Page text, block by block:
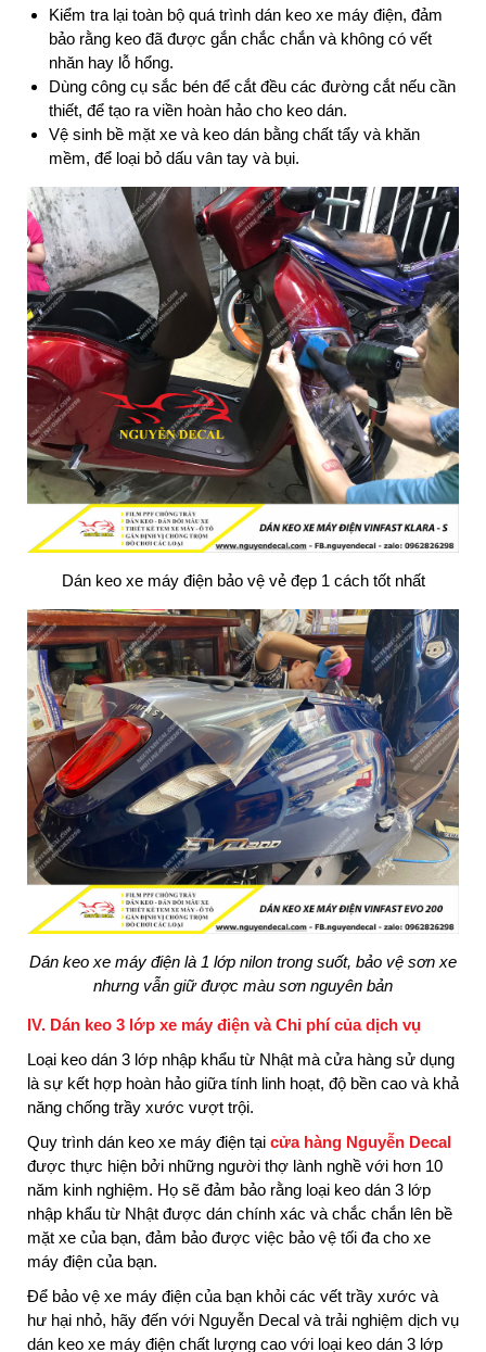
Kiểm tra lại toàn bộ quá trình dán keo xe máy điện, đảm
bảo rằng keo đã được gắn chắc chắn và không có vết
nhăn hay lỗ hổng.
Dùng công cụ sắc bén để cắt đều các đường cắt nếu cần
thiết, để tạo ra viền hoàn hảo cho keo dán.
Vệ sinh bề mặt xe và keo dán bằng chất tẩy và khăn
mềm, để loại bỏ dấu vân tay và bụi.
Dán keo xe máy điện bảo vệ vẻ đẹp 1 cách tốt nhất
Dán keo xe máy điện là 1 lớp nilon trong suốt, bảo vệ sơn xe
nhưng vẫn giữ được màu sơn nguyên bản
IV. Dán keo 3 lớp xe máy điện và Chi phí của dịch vụ
Loại keo dán 3 lớp nhập khẩu từ Nhật mà cửa hàng sử dụng
là sự kết hợp hoàn hảo giữa tính linh hoạt, độ bền cao và khả
năng chống trầy xước vượt trội.
Quy trình dán keo xe máy điện tại cửa hàng Nguyễn Decal
được thực hiện bởi những người thợ lành nghề với hơn 10
năm kinh nghiệm. Họ sẽ đảm bảo rằng loại keo dán 3 lớp
nhập khẩu từ Nhật được dán chính xác và chắc chắn lên bề
mặt xe của bạn, đảm bảo được việc bảo vệ tối đa cho xe
máy điện của bạn.
Để bảo vệ xe máy điện của bạn khỏi các vết trầy xước và
hư hại nhỏ, hãy đến với Nguyễn Decal và trải nghiệm dịch vụ
dán keo xe máy điện chất lượng cao với loại keo dán 3 lớp